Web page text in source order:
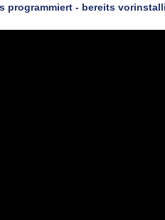
programmiert - bereits